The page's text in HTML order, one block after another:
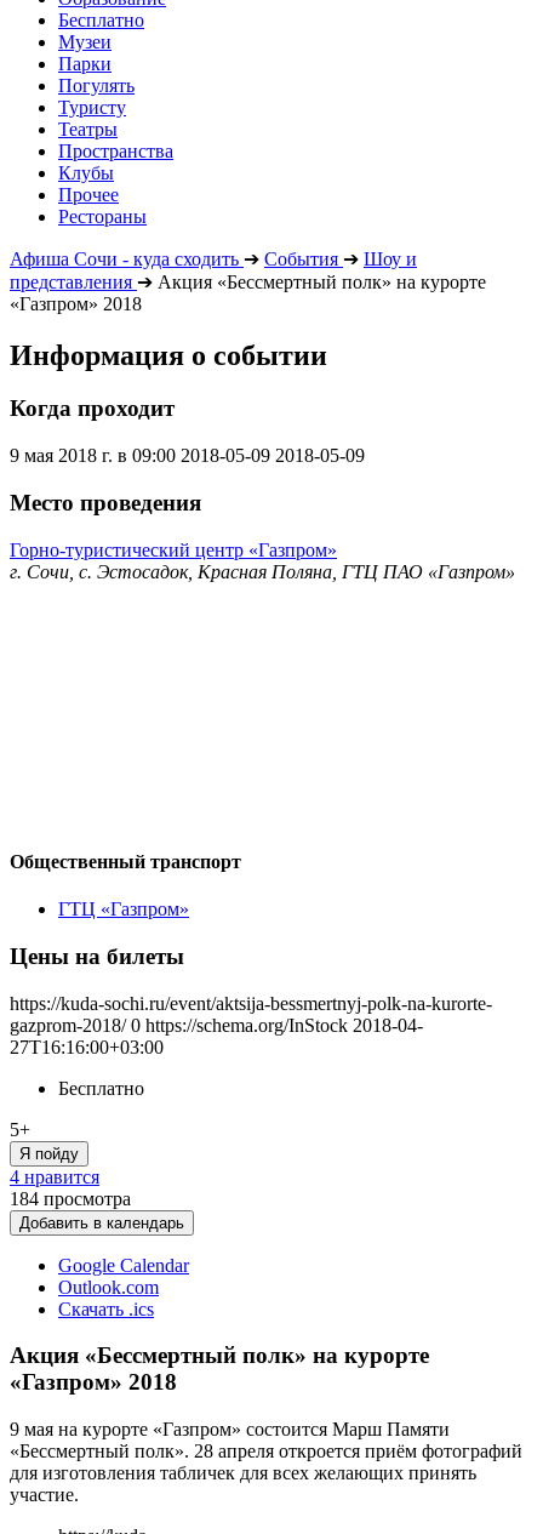
Бесплатно
Музеи
Парки
Погулять
Туристу
Театры
Пространства
Клубы
Прочее
Рестораны
Афиша Сочи - куда сходить ➔ События ➔ Шоу и
представления ➔ Акция «Бессмертный полк» на курорте
«Газпром» 2018
Информация о событии
Когда проходит
9 мая 2018 г. в 09:00 2018-05-09 2018-05-09
Место проведения
Горно-туристический центр «Газпром»
г. Сочи, с. Эстосадок, Красная Поляна, ГТЦ ПАО «Газпром»
Общественный транспорт
ГТЦ «Газпром»
Цены на билеты
https://kuda-sochi.ru/event/aktsija-bessmertnyj-polk-na-kurorte-
gazprom-2018/ 0 https://schema.org/InStock 2018-04-
27T16:16:00+03:00
Бесплатно
5+
Я пойду
4 нравится
184 просмотра
Добавить в календарь
Google Calendar
Outlook.com
Скачать .ics
Акция «Бессмертный полк» на курорте
«Газпром» 2018
9 мая на курорте «Газпром» состоится Марш Памяти
«Бессмертный полк». 28 апреля откроется приём фотографий
для изготовления табличек для всех желающих принять
участие.